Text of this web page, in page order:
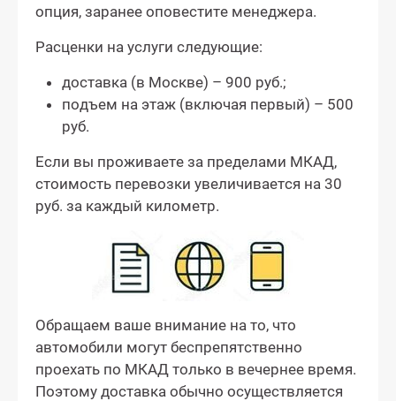
опция, заранее оповестите менеджера.
Расценки на услуги следующие:
доставка (в Москве) – 900 руб.;
подъем на этаж (включая первый) – 500
руб.
Если вы проживаете за пределами МКАД,
стоимость перевозки увеличивается на 30
руб. за каждый километр.
Обращаем ваше внимание на то, что
автомобили могут беспрепятственно
проехать по МКАД только в вечернее время.
Поэтому доставка обычно осуществляется